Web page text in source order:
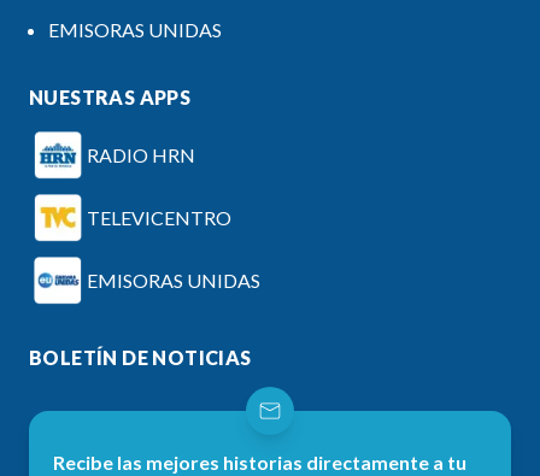
EMISORAS UNIDAS
NUESTRAS APPS
RADIO HRN
TELEVICENTRO
EMISORAS UNIDAS
BOLETÍN DE NOTICIAS
Recibe las mejores historias directamente a tu